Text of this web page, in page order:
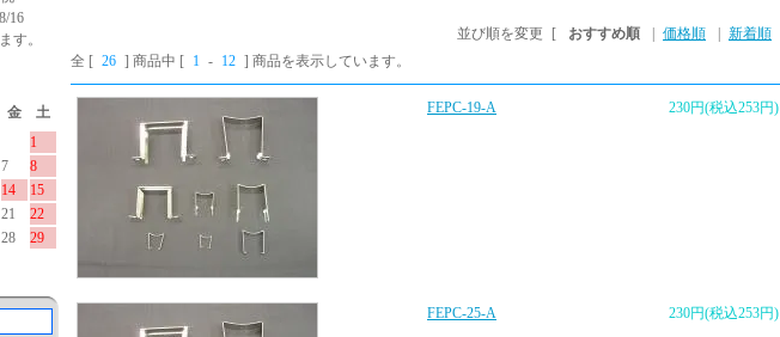
16
す。
金
土
1
7
8
14
15
21
22
28
29
並び順を変更 [ おすすめ順 価格順 新着順
全 [ 26 ] 商品中 [ 1 - 12 ] 商品を表示しています。
230円(税込253円)
FEPC-19-A
230円(税込253円)
FEPC-25-A